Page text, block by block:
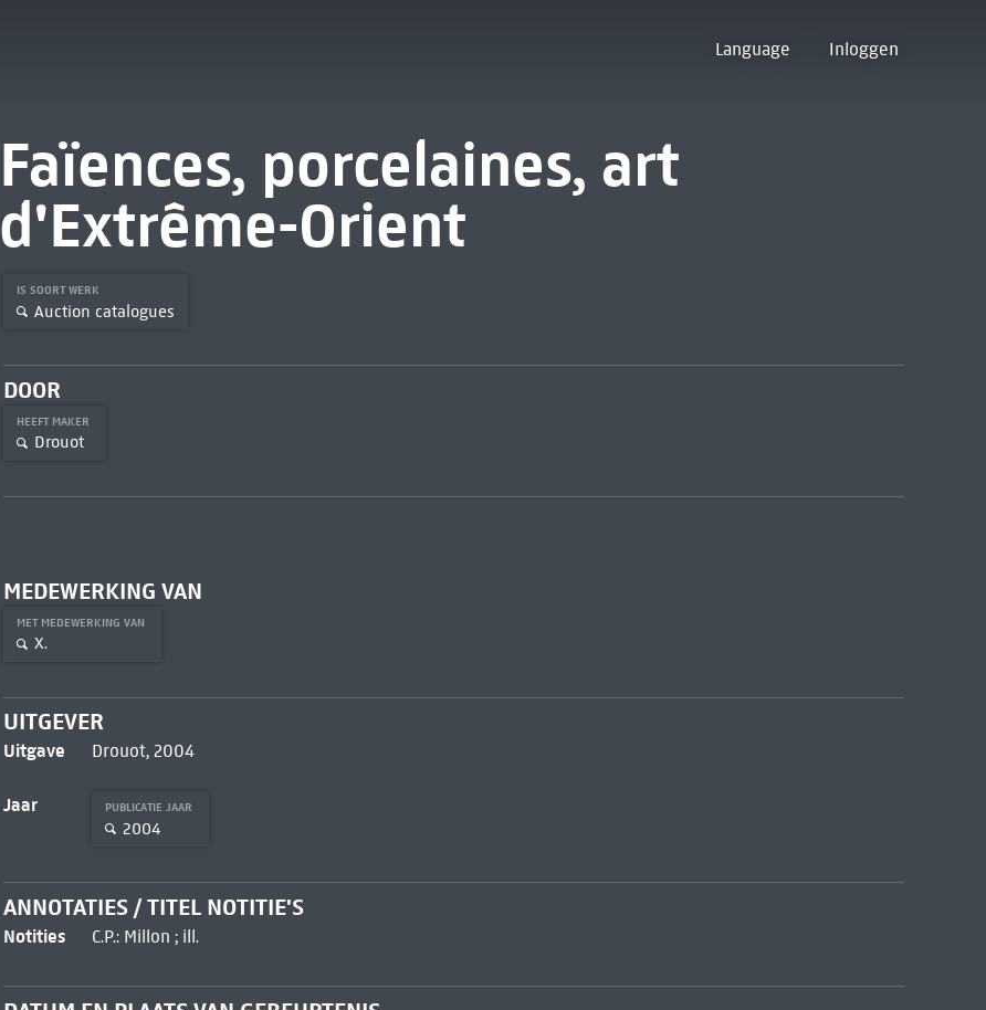
Language Inloggen
Faïences, porcelaines, art
d'Extrême-Orient
IS SOORT WERK
Auction catalogues
DOOR
HEEFT MAKER
Drouot
MEDEWERKING VAN
MET MEDEWERKING VAN
X.
UITGEVER
Uitgave Drouot, 2004
Jaar PUBLICATIE JAAR
2004
ANNOTATIES / TITEL NOTITIE'S
Notities C.P.: Millon ; ill.